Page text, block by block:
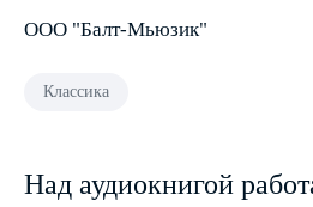
ООО "Балт-Мьюзик"
Классика
Над аудиокнигой